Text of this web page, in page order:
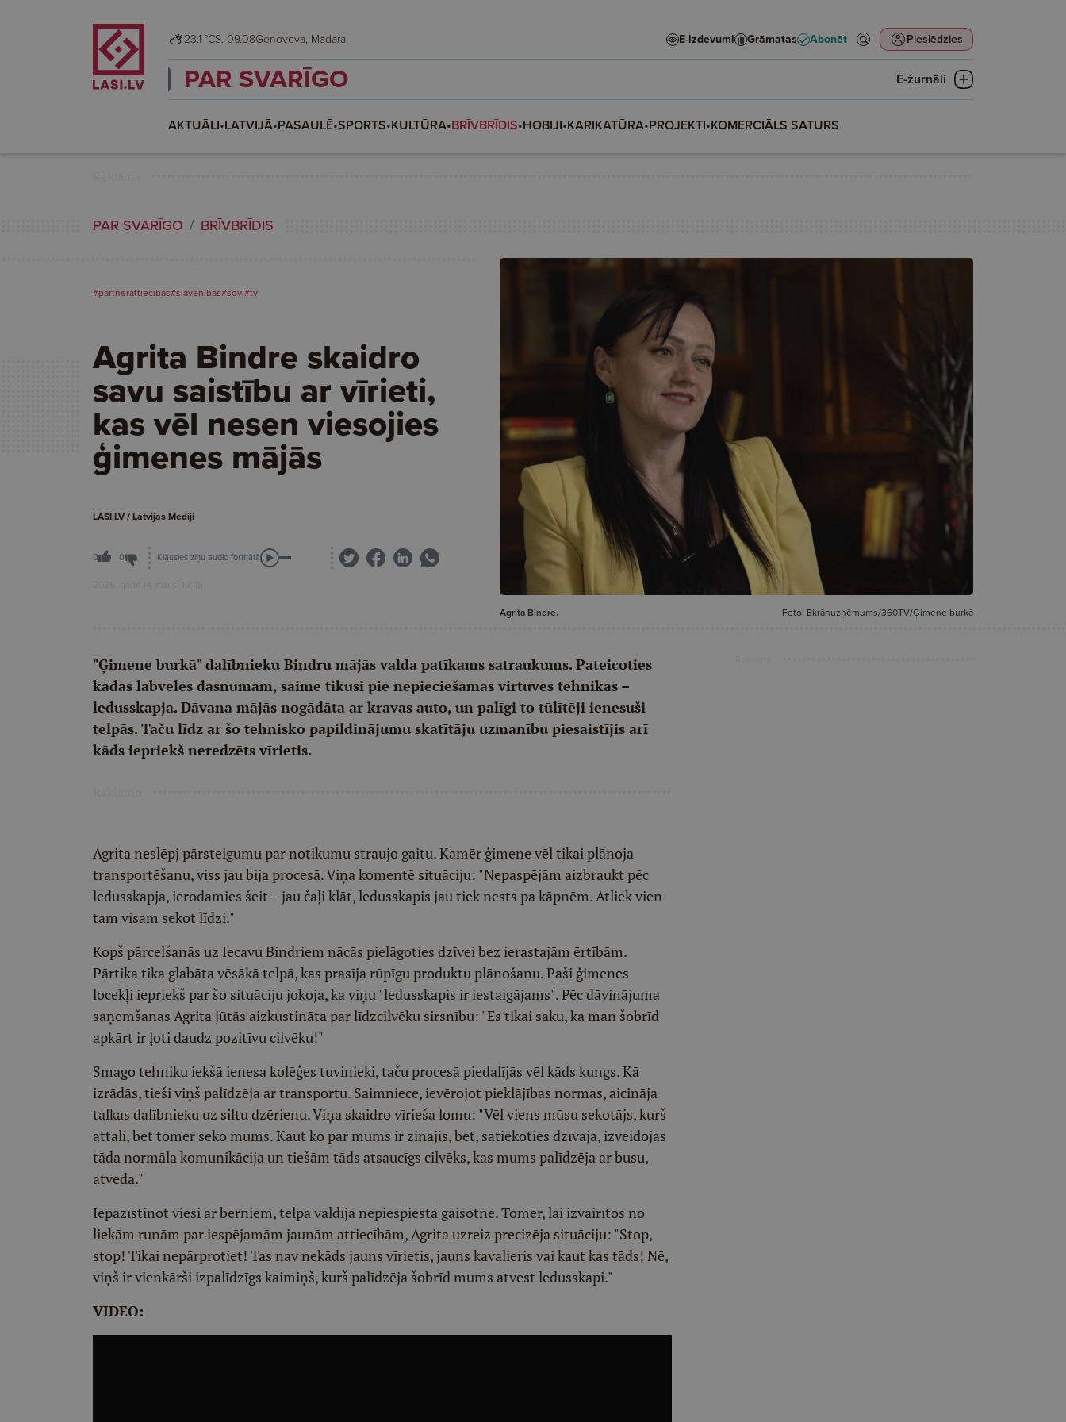
23.1 °CS. 09.08 Genoveva, Madara E-izdevumi Grāmatas Abonēt Pieslēdzies
PAR SVARĪGO E-žurnāli
AKTUĀLI•LATVIJĀ•PASAULĒ•SPORTS•KULTŪRA•BRĪVBRĪDIS•HOBIJI•KARIKATŪRA•PROJEKTI•KOMERCIĀLS SATURS
PAR SVARĪGO BRĪVBRĪDIS
#partnerattiecības#slavenības#šovi#tv
Agrita Bindre skaidro
savu saistību ar vīrieti,
kas vēl nesen viesojies
ģimenes mājās
LASI.LV / Latvijas Mediji
0 0 Klausies ziņu audio formātā
2026. gada 14. maijs, 19:45
Agrita Bindre.
Foto: Ekrānuzņēmums/360TV/Ģimene burkā
"Ģimene burkā" dalībnieku Bindru mājās valda patīkams satraukums. Pateicoties
kādas labvēles dāsnumam, saime tikusi pie nepieciešamās virtuves tehnikas –
ledusskapja. Dāvana mājās nogādāta ar kravas auto, un palīgi to tūlītēji ienesuši
telpās. Taču līdz ar šo tehnisko papildinājumu skatītāju uzmanību piesaistījis arī
kāds iepriekš neredzēts vīrietis.
Agrita neslēpj pārsteigumu par notikumu straujo gaitu. Kamēr ģimene vēl tikai plānoja
transportēšanu, viss jau bija procesā. Viņa komentē situāciju: "Nepaspējām aizbraukt pēc
ledusskapja, ierodamies šeit – jau čaļi klāt, ledusskapis jau tiek nests pa kāpnēm. Atliek vien
tam visam sekot līdzi."
Kopš pārcelšanās uz Iecavu Bindriem nācās pielāgoties dzīvei bez ierastajām ērtībām.
Pārtika tika glabāta vēsākā telpā, kas prasīja rūpīgu produktu plānošanu. Paši ģimenes
locekļi iepriekš par šo situāciju jokoja, ka viņu "ledusskapis ir iestaigājams". Pēc dāvinājuma
saņemšanas Agrita jūtās aizkustināta par līdzcilvēku sirsnību: "Es tikai saku, ka man šobrīd
apkārt ir ļoti daudz pozitīvu cilvēku!"
Smago tehniku iekšā ienesa kolēģes tuvinieki, taču procesā piedalījās vēl kāds kungs. Kā
izrādās, tieši viņš palīdzēja ar transportu. Saimniece, ievērojot pieklājības normas, aicināja
talkas dalībnieku uz siltu dzērienu. Viņa skaidro vīrieša lomu: "Vēl viens mūsu sekotājs, kurš
attāli, bet tomēr seko mums. Kaut ko par mums ir zinājis, bet, satiekoties dzīvajā, izveidojās
tāda normāla komunikācija un tiešām tāds atsaucīgs cilvēks, kas mums palīdzēja ar busu,
atveda."
Iepazīstinot viesi ar bērniem, telpā valdīja nepiespiesta gaisotne. Tomēr, lai izvairītos no
liekām runām par iespējamām jaunām attiecībām, Agrita uzreiz precizēja situāciju: "Stop,
stop! Tikai nepārprotiet! Tas nav nekāds jauns vīrietis, jauns kavalieris vai kaut kas tāds! Nē,
viņš ir vienkārši izpalīdzīgs kaimiņš, kurš palīdzēja šobrīd mums atvest ledusskapi."
VIDEO: